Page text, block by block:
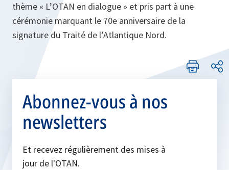
thème « L’OTAN en dialogue » et pris part à une
cérémonie marquant le 70e anniversaire de la
signature du Traité de l’Atlantique Nord.
Abonnez-vous à nos
newsletters
Et recevez régulièrement des mises à
jour de l'OTAN.